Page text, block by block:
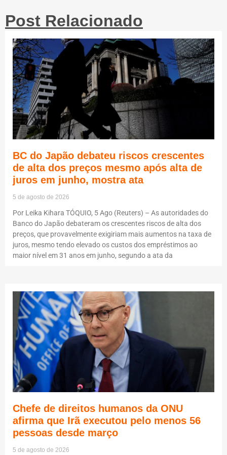
Post Relacionado
BC do Japão debateu riscos crescentes
de alta dos preços mesmo após alta de
juros em junho, mostra ata
5 de agosto de 2026
Por Leika Kihara TÓQUIO, 5 Ago (Reuters) – As autoridades do
Banco do Japão debateram os crescentes riscos de alta dos
preços, que provavelmente exigiriam mais aumentos na taxa de
juros, mesmo tendo elevado os custos dos empréstimos ao
maior nível em 31 anos em junho, segundo a ata da
Chefe de direitos humanos da ONU
afirma que Irã executou pelo menos 56
pessoas desde março
5 de agosto de 2026